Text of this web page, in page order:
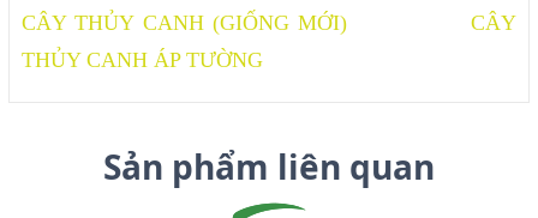
CÂY THỦY CANH (GIỐNG MỚI)
CÂY
THỦY CANH ÁP TƯỜNG
Sản phẩm liên quan